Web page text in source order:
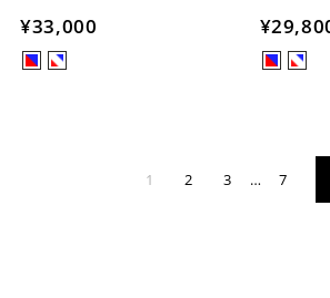
¥33,000
1 2 3 … 7